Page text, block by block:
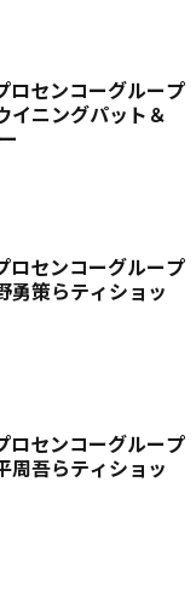
ロセンコーグループ
イニングパット＆
ロセンコーグループ
勇策らティショッ
ロセンコーグループ
周吾らティショッ